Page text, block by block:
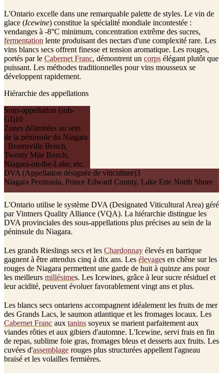
L'Ontario excelle dans une remarquable palette de styles. Le vin de
glace (Icewine) constitue la spécialité mondiale incontestée :
vendanges à -8°C minimum, concentration extrême des sucres,
fermentation lente produisant des nectars d'une complexité rare. Les
vins blancs secs offrent finesse et tension aromatique. Les rouges,
portés par le Cabernet Franc, démontrent un corps élégant plutôt que
puissant. Les méthodes traditionnelles pour vins mousseux se
développent rapidement.
Hiérarchie des appellations
Sous-appellation (sub-
GI)10
Zones délimitées au sein
de la péninsule du Niagara
: Beamsville Bench,
Twenty Mile Bench,
Niagara-on-the-Lake, etc.
DVA (Appellation désignée de viticulture)3
Niagara Peninsula, Prince Edward County, Lake Erie North Shore
L'Ontario utilise le système DVA (Designated Viticultural Area) géré
par Vintners Quality Alliance (VQA). La hiérarchie distingue les
DVA provinciales des sous-appellations plus précises au sein de la
péninsule du Niagara.
Les grands Rieslings secs et les Chardonnay élevés en barrique
gagnent à être attendus cinq à dix ans. Les élevages en chêne sur les
rouges de Niagara permettent une garde de huit à quinze ans pour
les meilleurs millésimes. Les Icewines, grâce à leur sucre résiduel et
leur acidité, peuvent évoluer favorablement vingt ans et plus.
Les blancs secs ontariens accompagnent idéalement les fruits de mer
des Grands Lacs, le saumon atlantique et les fromages locaux. Les
Cabernet Franc aux tanins soyeux se marient parfaitement aux
viandes rôties et aux gibiers d'automne. L'Icewine, servi frais en fin
de repas, sublime foie gras, fromages bleus et desserts aux fruits. Les
cuvées d'assemblage rouges plus structurées appellent l'agneau
braisé et les volailles fermières.